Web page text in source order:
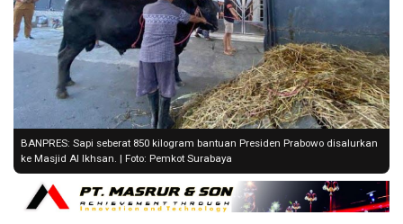
BANPRES: Sapi seberat 850 kilogram bantuan Presiden Prabowo disalurkan
ke Masjid Al Ikhsan. | Foto: Pemkot Surabaya